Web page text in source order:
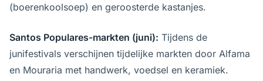
(boerenkoolsoep) en geroosterde kastanjes.
Santos Populares-markten (juni): Tijdens de
junifestivals verschijnen tijdelijke markten door Alfama
en Mouraria met handwerk, voedsel en keramiek.